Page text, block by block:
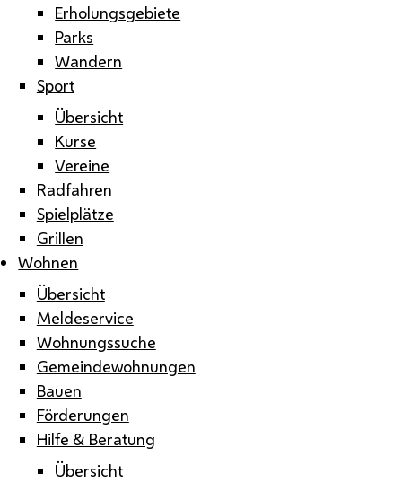
Erholungsgebiete
Parks
Wandern
Sport
Übersicht
Kurse
Vereine
Radfahren
Spielplätze
Grillen
Wohnen
Übersicht
Meldeservice
Wohnungssuche
Gemeindewohnungen
Bauen
Förderungen
Hilfe & Beratung
Übersicht